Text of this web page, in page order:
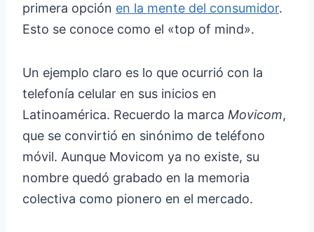
primera opción en la mente del consumidor.
Esto se conoce como el «top of mind».
Un ejemplo claro es lo que ocurrió con la
telefonía celular en sus inicios en
Latinoamérica. Recuerdo la marca Movicom,
que se convirtió en sinónimo de teléfono
móvil. Aunque Movicom ya no existe, su
nombre quedó grabado en la memoria
colectiva como pionero en el mercado.